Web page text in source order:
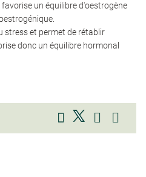
un équilibre d'oestrogène
stress et permet de rétablir
donc un équilibre hormonal